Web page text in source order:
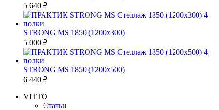
5 640 ₽
STRONG MS 1850 (1200х300)
5 000 ₽
STRONG MS 1850 (1200х500)
6 440 ₽
VITTO
Статьи